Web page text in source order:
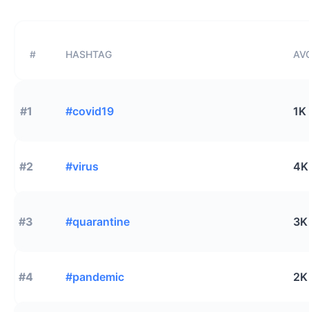
# HASHTAG
#1 #covid19 1K
#2 #virus 4K
#3 #quarantine 3K
#4 #pandemic 2K